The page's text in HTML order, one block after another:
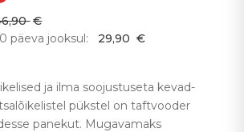
€
päeva jooksul:
29,90 €
ja ilma soojustuseta kevad-
pükstel on taftvooder
panekut. Mugavamaks